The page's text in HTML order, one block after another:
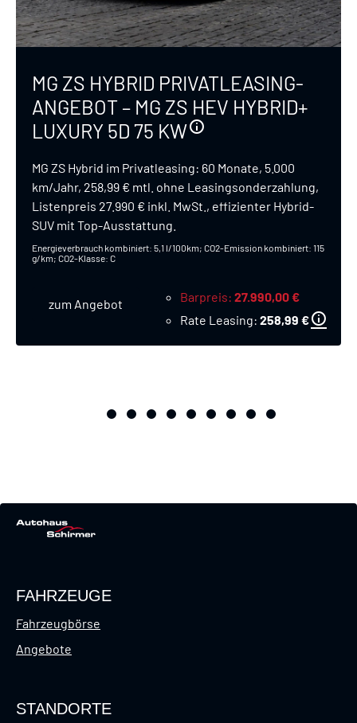
MG ZS HYBRID PRIVATLEASING-
ANGEBOT – MG ZS HEV HYBRID+
LUXURY 5D 75 KW
MG ZS Hybrid im Privatleasing: 60 Monate, 5.000
km/Jahr, 258,99 € mtl. ohne Leasingsonderzahlung,
Listenpreis 27.990 € inkl. MwSt., effizienter Hybrid-
SUV mit Top-Ausstattung.
Energieverbrauch kombiniert: 5,1 l/100km; CO2-Emission kombiniert: 115
g/km; CO2-Klasse: C
zum Angebot Barpreis 27.990,00 €
Rate Leasing 258,99 €
FAHRZEUGE
Fahrzeugbörse
Angebote
STANDORTE